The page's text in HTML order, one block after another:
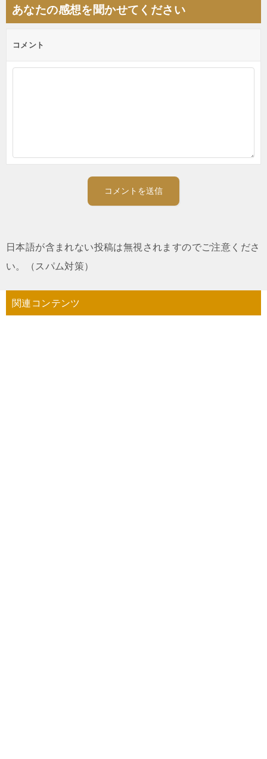
ョ
あなたの感想を聞かせてください
コメント
日本語が含まれない投稿は無視されますのでご注意くださ
い。（スパム対策）
関連コンテンツ